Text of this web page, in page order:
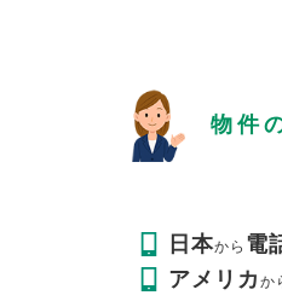
物件
日本から 電
アメリカか